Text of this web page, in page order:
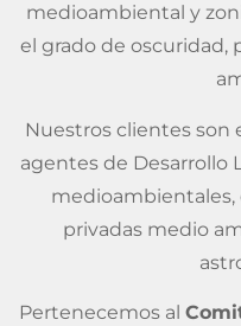
medioambiental y
el grado de oscuridad,
Nuestros clientes son
agentes de Desarrollo
medioambientales,
privadas medio
Pertenecemos al